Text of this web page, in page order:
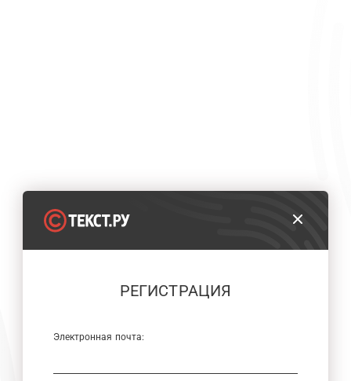
РЕГИСТРАЦИЯ
Электронная почта: